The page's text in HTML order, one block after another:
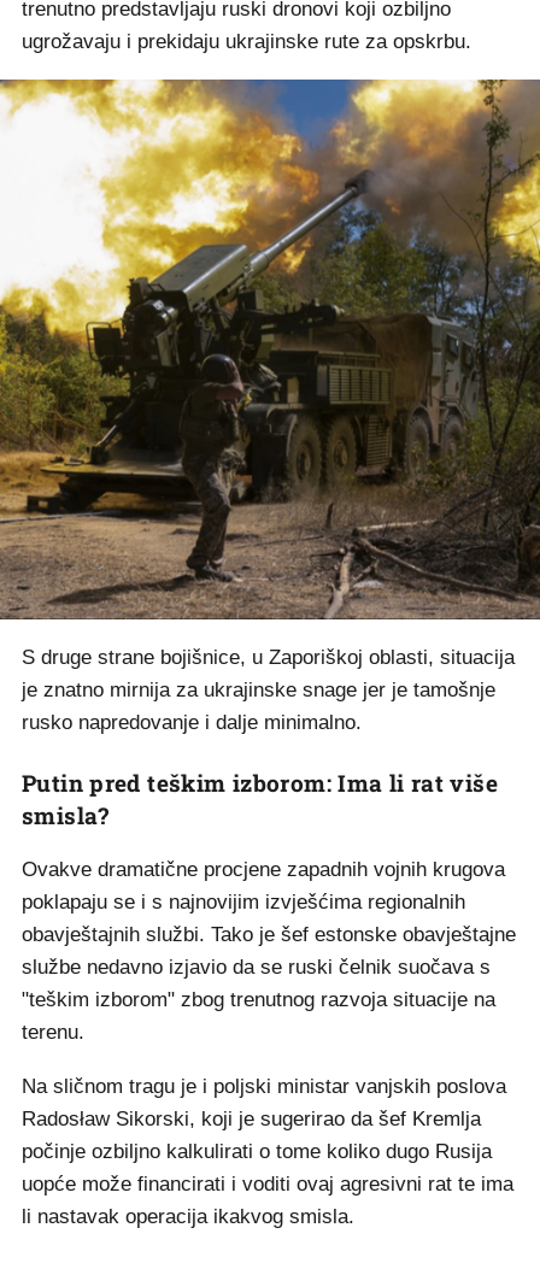
trenutno predstavljaju ruski dronovi koji ozbiljno
ugrožavaju i prekidaju ukrajinske rute za opskrbu.
S druge strane bojišnice, u Zaporiškoj oblasti, situacija
je znatno mirnija za ukrajinske snage jer je tamošnje
rusko napredovanje i dalje minimalno.
Putin pred teškim izborom: Ima li rat više
smisla?
Ovakve dramatične procjene zapadnih vojnih krugova
poklapaju se i s najnovijim izvješćima regionalnih
obavještajnih službi. Tako je šef estonske obavještajne
službe nedavno izjavio da se ruski čelnik suočava s
"teškim izborom" zbog trenutnog razvoja situacije na
terenu.
Na sličnom tragu je i poljski ministar vanjskih poslova
Radosław Sikorski, koji je sugerirao da šef Kremlja
počinje ozbiljno kalkulirati o tome koliko dugo Rusija
uopće može financirati i voditi ovaj agresivni rat te ima
li nastavak operacija ikakvog smisla.